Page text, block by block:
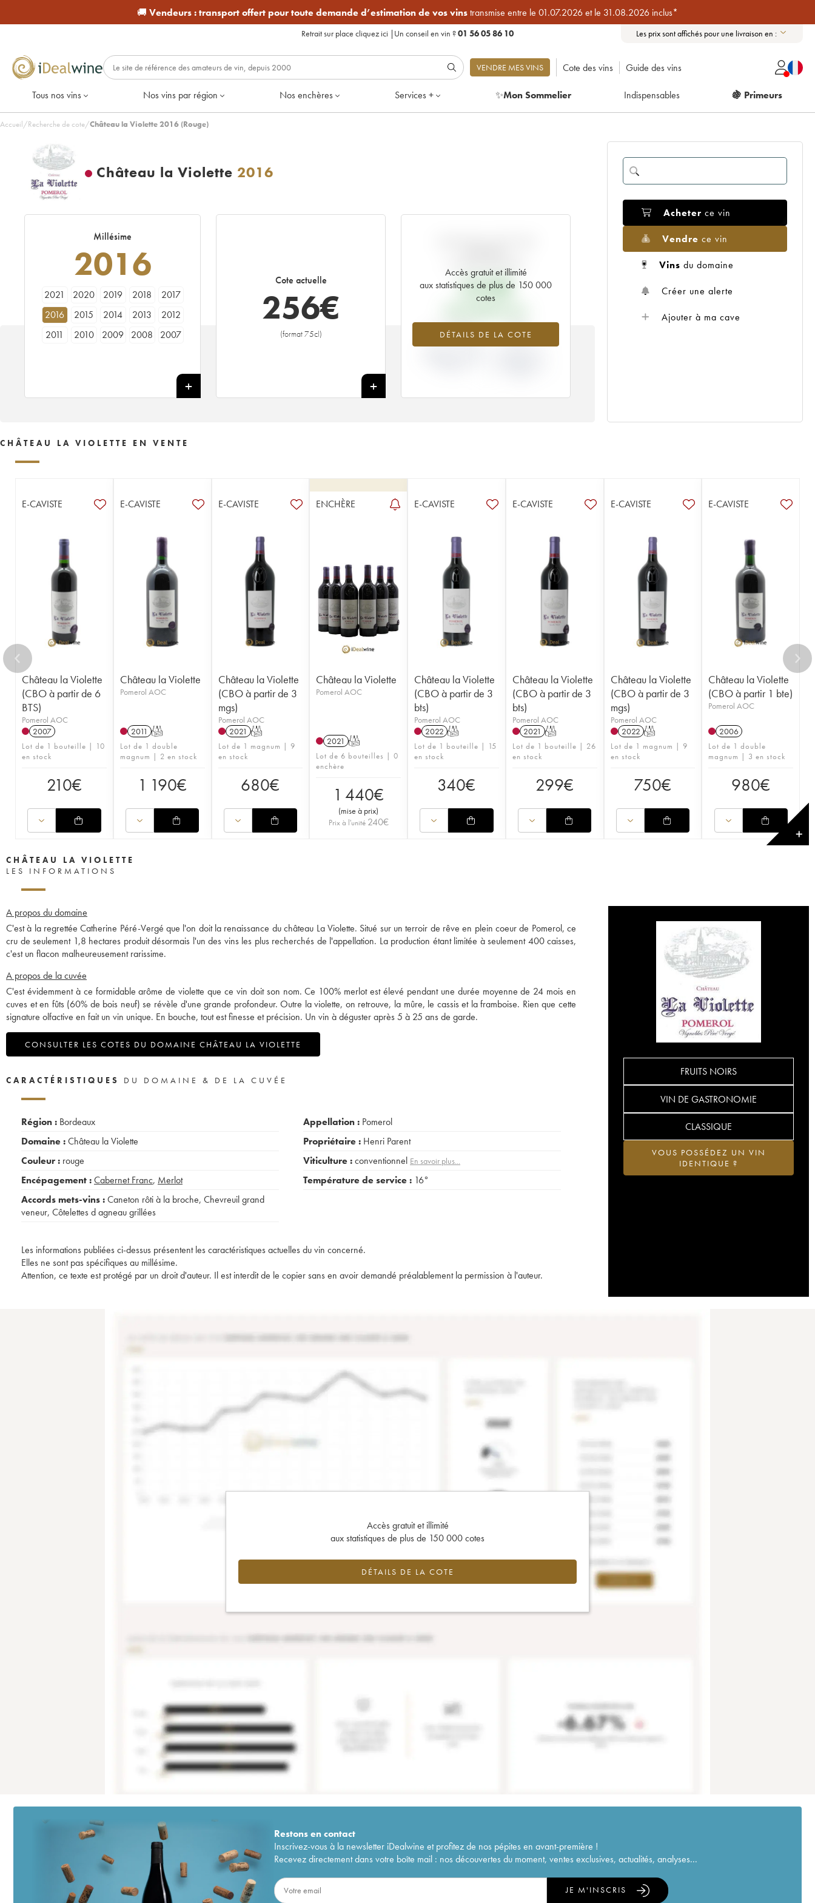
🚚 Vendeurs :transport offert pour toute demande d’estimation de vos vinstransmise entre le 01.07.2026 et le 31.08.2026 inclus*
Retrait sur place cliquez ici | Un conseil en vin ?01 56 05 86 10 Les prix sont affichés pour une livraison en :
VENDRE MES VINS Cote des vins Guide des vins
Tous nos vins Nos vins par région Nos enchères Services + ✨Mon Sommelier Indispensables 🍇 Primeurs
Accueil/Recherche de cote/Château la Violette 2016 (Rouge)
Château la Violette 2016
Millésime
2016
2021 2020 2019 2018
2017
2016
2015 2014 2013
2012
2011
2010 2009 2008
2007
1996
1995
1994 1993 1992
1991
Cote actuelle
256€
(format 75cl)
+
Accès gratuit et illimité
aux statistiques de plus de 150 000
cotes
DÉTAILS DE LA COTE
252€
+1.73% 0%
Acheter ce vin
Vendre ce vin
Vins du domaine
Créer une alerte
Ajouter à ma cave
CHÂTEAU LA VIOLETTE EN VENTE
E-CAVISTE
Château la Violette
(CBO à partir de 6
BTS)
Pomerol AOC
2007
Lot de 1 bouteille | 10
en stock
210€
E-CAVISTE
Château la Violette
Pomerol AOC
2011 T
Lot de 1 double
magnum | 2 en stock
1 190€
E-CAVISTE
Château la Violette
(CBO à partir de 3
mgs)
Pomerol AOC
2021 T
Lot de 1 magnum | 9
en stock
680€
ENCHÈRE
Château la Violette
Pomerol AOC
2021 T
Lot de 6 bouteilles | 0
enchère
1 440€
(mise à prix)
Prix à l'unité 240€
E-CAVISTE
Château la Violette
(CBO à partir de 3
bts)
Pomerol AOC
2022 T
Lot de 1 bouteille | 15
en stock
340€
E-CAVISTE
Château la Violette
(CBO à partir de 3
bts)
Pomerol AOC
2021 T
Lot de 1 bouteille | 26
en stock
299€
E-CAVISTE
Château la Violette
(CBO à partir de 3
mgs)
Pomerol AOC
2022 T
Lot de 1 magnum | 9
en stock
750€
E-CAVISTE
Château la Violette
(CBO à partir 1 bte)
Pomerol AOC
2006
Lot de 1 double
magnum | 3 en stock
980€
✕
CHÂTEAU LA VIOLETTE
LES INFORMATIONS
A propos du domaine
C'est à la regrettée Catherine Péré-Vergé que l'on doit la renaissance du château La Violette. Situé sur un terroir de rêve en plein coeur de Pomerol, ce
cru de seulement 1,8 hectares produit désormais l'un des vins les plus recherchés de l'appellation. La production étant limitée à seulement 400 caisses,
c'est un flacon malheureusement rarissime.
A propos de la cuvée
C'est évidemment à ce formidable arôme de violette que ce vin doit son nom. Ce 100% merlot est élevé pendant une durée moyenne de 24 mois en
cuves et en fûts (60% de bois neuf) se révèle d'une grande profondeur. Outre la violette, on retrouve, la mûre, le cassis et la framboise. Rien que cette
signature olfactive en fait un vin unique. En bouche, tout est finesse et précision. Un vin à déguster après 5 à 25 ans de garde.
CONSULTER LES COTES DU DOMAINE CHÂTEAU LA VIOLETTE
FRUITS NOIRS
VIN DE GASTRONOMIE
CLASSIQUE
VOUS POSSÉDEZ UN VIN
IDENTIQUE ?
CARACTÉRISTIQUES DU DOMAINE & DE LA CUVÉE
Région : Bordeaux
Domaine :Château la Violette
Couleur : rouge
Encépagement :Cabernet Franc, Merlot
Accords mets-vins :Caneton rôti à la broche, Chevreuil grand
veneur, Côtelettes d agneau grillées
Appellation : Pomerol
Propriétaire : Henri Parent
Viticulture :conventionnel En savoir plus...
Température de service : 16°
Les informations publiées ci-dessus présentent les caractéristiques actuelles du vin concerné.
Elles ne sont pas spécifiques au millésime.
Attention, ce texte est protégé par un droit d'auteur. Il est interdit de le copier sans en avoir demandé préalablement la permission à l'auteur.
Accès gratuit et illimité
aux statistiques de plus de 150 000 cotes
DÉTAILS DE LA COTE
Restons encontact
Inscrivez-vous à la newsletter iDealwine et profitez de nos pépites en avant-première !
Recevez directement dans votre boîte mail : nos découvertes du moment, ventes exclusives, actualités, analyses...
JE M'INSCRIS